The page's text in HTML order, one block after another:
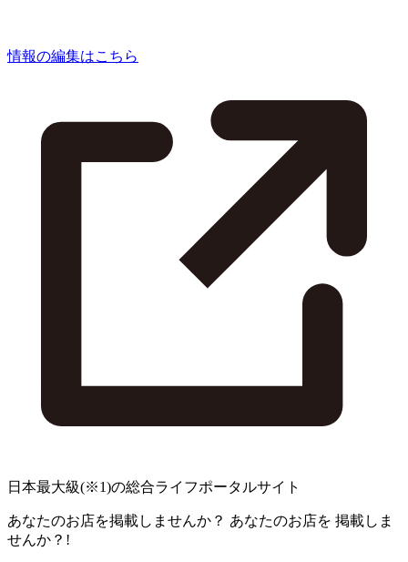
情報の編集はこちら
日本最大級(※1)の総合ライフポータルサイト
あなたのお店を掲載しませんか？ あなたのお店を 掲載しま
せんか？!